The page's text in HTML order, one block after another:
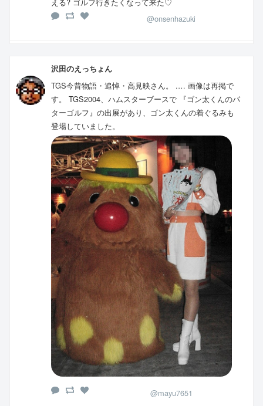
@onsenhazuki
沢田のえっちょん
TGS今昔物語・追悼・高見映さん。 .… 画像は再掲で
す。 TGS2004、ハムスターブースで 『ゴン太くんのパ
ターゴルフ』の出展があり、ゴン太くんの着ぐるみも
登場していました。
@mayu7651